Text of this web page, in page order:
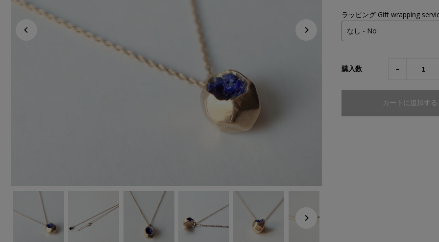
ラッピング Gift wrapping
購入数 -